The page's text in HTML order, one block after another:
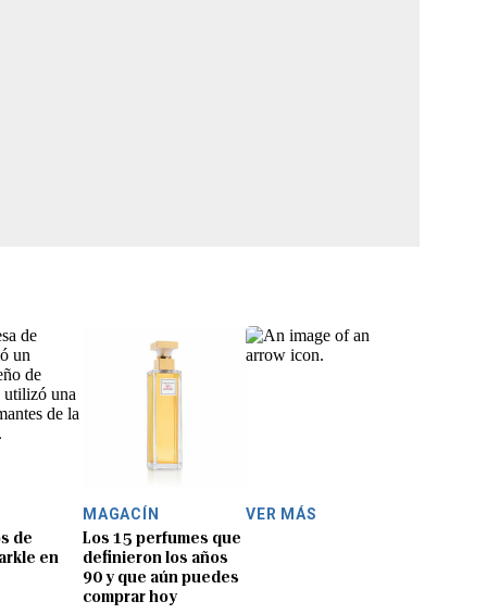
de
en
MAGACÍN
Los 15 perfumes que
definieron los años
90 y que aún puedes
comprar hoy
VER MÁS